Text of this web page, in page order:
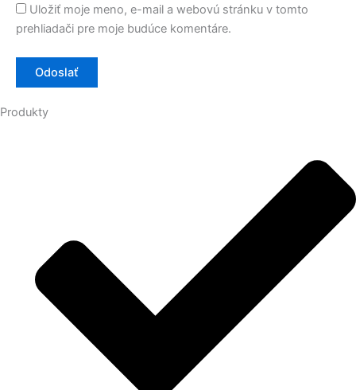
Uložiť moje meno, e-mail a webovú stránku v tomto
prehliadači pre moje budúce komentáre.
Produkty